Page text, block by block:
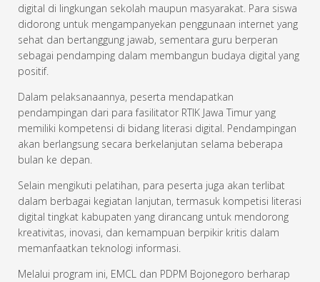
digital di lingkungan sekolah maupun masyarakat. Para siswa
didorong untuk mengampanyekan penggunaan internet yang
sehat dan bertanggung jawab, sementara guru berperan
sebagai pendamping dalam membangun budaya digital yang
positif.
Dalam pelaksanaannya, peserta mendapatkan
pendampingan dari para fasilitator RTIK Jawa Timur yang
memiliki kompetensi di bidang literasi digital. Pendampingan
akan berlangsung secara berkelanjutan selama beberapa
bulan ke depan.
Selain mengikuti pelatihan, para peserta juga akan terlibat
dalam berbagai kegiatan lanjutan, termasuk kompetisi literasi
digital tingkat kabupaten yang dirancang untuk mendorong
kreativitas, inovasi, dan kemampuan berpikir kritis dalam
memanfaatkan teknologi informasi.
Melalui program ini, EMCL dan PDPM Bojonegoro berharap